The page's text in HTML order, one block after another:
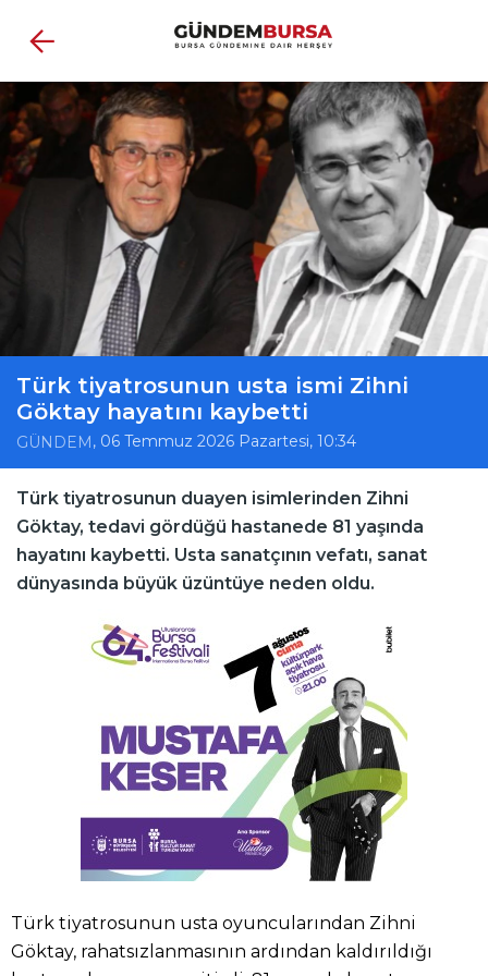
Türk tiyatrosunun usta ismi Zihni
Göktay hayatını kaybetti
GÜNDEM , 06 Temmuz 2026 Pazartesi, 10:34
Türk tiyatrosunun duayen isimlerinden Zihni
Göktay, tedavi gördüğü hastanede 81 yaşında
hayatını kaybetti. Usta sanatçının vefatı, sanat
dünyasında büyük üzüntüye neden oldu.
Türk tiyatrosunun usta oyuncularından Zihni
Göktay, rahatsızlanmasının ardından kaldırıldığı